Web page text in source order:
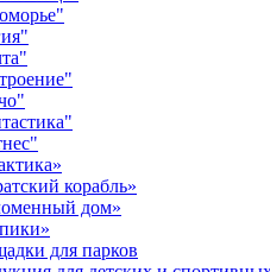
корабль»
дом»
для парков